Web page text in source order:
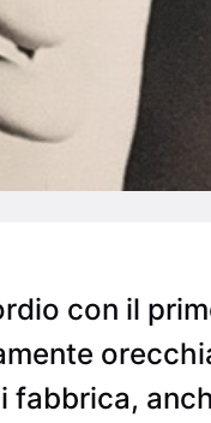
con il
fabbrica,